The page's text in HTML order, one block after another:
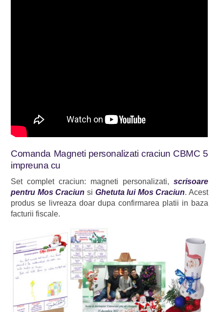
Comanda Magneti personalizati craciun CBMC 5
impreuna cu
Set complet craciun: magneti personalizati, scrisoare
pentru Mos Craciun si Ghetuta lui Mos Craciun. Acest
produs se livreaza doar dupa confirmarea platii in baza
facturii fiscale.